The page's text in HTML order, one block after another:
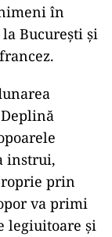
în
la București și
instrui,
prin
va primi
legiuitoare și